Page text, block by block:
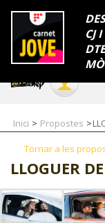
CJ
Temes
Serveis
Inici Propostes
Tornar a les
LLOGUER